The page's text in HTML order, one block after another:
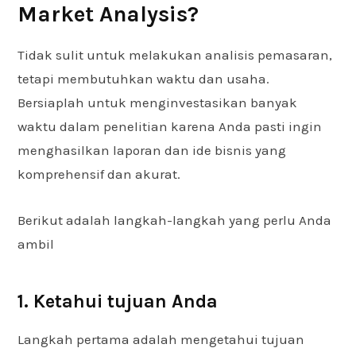
Market Analysis?
Tidak sulit untuk melakukan analisis pemasaran,
tetapi membutuhkan waktu dan usaha.
Bersiaplah untuk menginvestasikan banyak
waktu dalam penelitian karena Anda pasti ingin
menghasilkan laporan dan ide bisnis yang
komprehensif dan akurat.
Berikut adalah langkah-langkah yang perlu Anda
ambil
1. Ketahui tujuan Anda
Langkah pertama adalah mengetahui tujuan